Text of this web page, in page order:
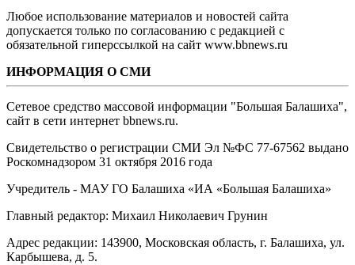
Любое использование материалов и новостей сайта
допускается только по согласованию с редакцией с
обязательной гиперссылкой на сайт www.bbnews.ru
ИНФОРМАЦИЯ О СМИ
Сетевое средство массовой информации "Большая Балашиха",
сайт в сети интернет bbnews.ru.
Свидетельство о регистрации СМИ Эл №ФС ‎77-67562 выдано
Роскомнадзором 31 октября 2016 года
Учредитель - МАУ ГО Балашиха «ИА «Большая Балашиха»
Главный редактор: Михаил Николаевич Грунин
Адрес редакции: 143900, Московская область, г. Балашиха, ул.
Карбышева, д. 5.